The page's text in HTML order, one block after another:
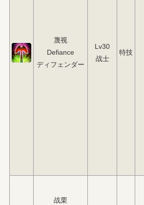
蔑视
Defiance
ディフェンダー
Lv30
战士
特技
战栗